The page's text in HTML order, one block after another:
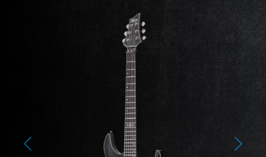
Previous Next